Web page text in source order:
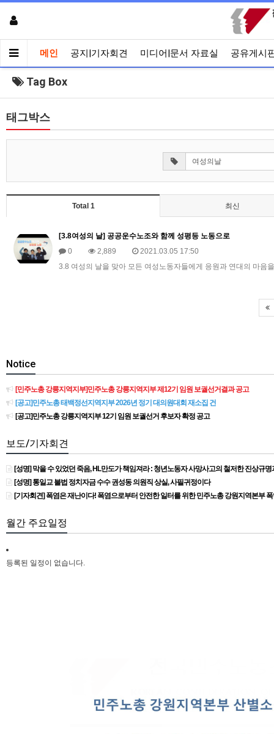
메인 공지|기자회견 미디어|문서 자료실 공유게시
Tag Box
태그박스
Total 1 최신
[3.8여성의 날] 공공운수노조와 함께 성평등 노동으로
0
2,889
2021.03.05 17:50
3.8 여성의 날을 맞아 모든 여성노동자들에게 응원과 연대의 마
Notice
[민주노총 강릉지역지부]민주노총 강릉지역지부 제12기 임원 보궐선거결과 공고
[공고]민주노총 태백정선지역지부 2026년 정기 대의원대회 재소집 건
[공고]민주노총 강릉지역지부 12기 임원 보궐선거 후보자 확정 공고
보도/기자회견
[성명] 막을 수 있었던 죽음, HL만도가 책임져라 : 청년노동자 사망사고의 철저한 진상규
[성명] 통일교 불법 정치자금 수수 권성동 의원직 상실, 사필귀정이다
[기자회견] 폭염은 재난이다! 폭염으로부터 안전한 일터를 위한 민주노총 강원지역본부
월간 주요일정
등록된 일정이 없습니다.